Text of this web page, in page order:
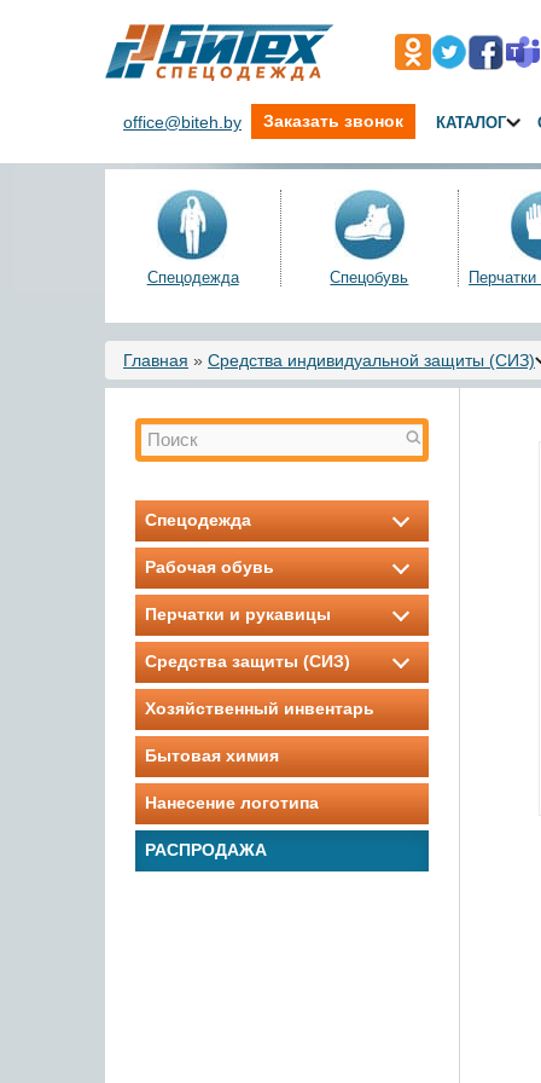
office@biteh.by Заказать звонок КАТАЛОГ
Спецодежда Спецобувь
Вы здесь
Главная » Средства индивидуальной защиты (СИЗ)
Форма поиска
Поиск
Спецодежда
Рабочая обувь
Перчатки и рукавицы
Средства защиты (СИЗ)
Хозяйственный инвентарь
Бытовая химия
Нанесение логотипа
РАСПРОДАЖА